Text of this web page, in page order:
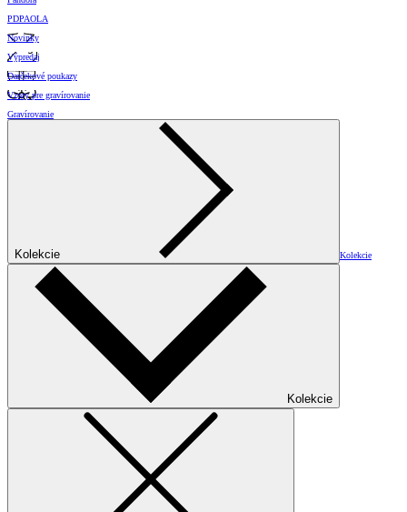
PDPAOLA
Novinky
Výpredaj
Darčekové poukazy
Vzory pre gravírovanie
Gravírovanie
Kolekcie Kolekcie
Kolekcie